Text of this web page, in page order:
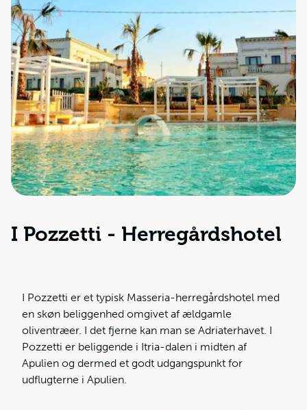
Information
Min Rejse
I Pozzetti - Herregårdshotel
I Pozzetti er et typisk Masseria-herregårdshotel med
en skøn beliggenhed omgivet af ældgamle
oliventræer. I det fjerne kan man se Adriaterhavet. I
Pozzetti er beliggende i Itria-dalen i midten af
Apulien og dermed et godt udgangspunkt for
udflugterne i Apulien.